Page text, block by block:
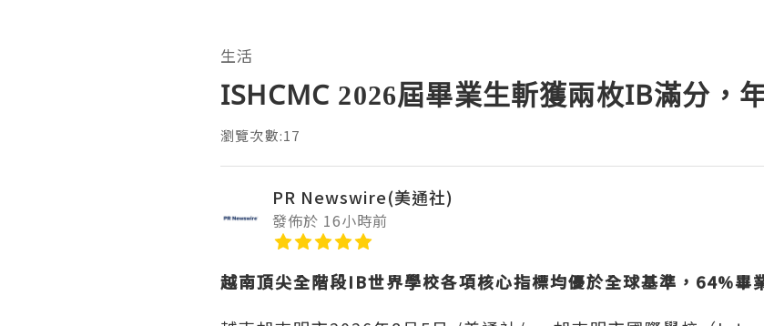
生活
ISHCMC 2026屆畢業生斬獲兩枚IB滿分，
瀏覽次數:17
PR Newswire(美通社)
發佈於 16小時前
越南頂尖全階段IB世界學校各項核心指標均優於全球基準，64%畢